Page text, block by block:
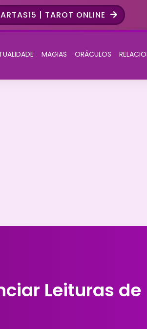
| TAROT ONLINE
MAGIAS ORÁCULOS
Leituras de